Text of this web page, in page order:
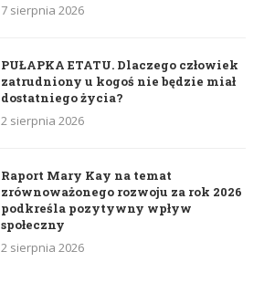
7 sierpnia 2026
PUŁAPKA ETATU. Dlaczego człowiek
zatrudniony u kogoś nie będzie miał
dostatniego życia?
2 sierpnia 2026
Raport Mary Kay na temat
zrównoważonego rozwoju za rok 2026
podkreśla pozytywny wpływ
społeczny
2 sierpnia 2026